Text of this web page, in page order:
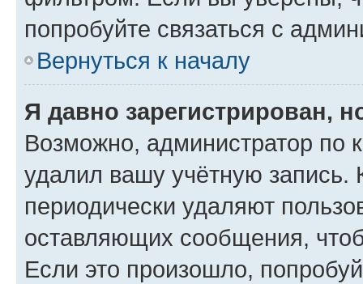
попробуйте связаться с
Вернуться к началу
Я давно зарегистрирован,
Возможно, администратор по
удалил вашу учётную запись.
периодически удаляют
оставляющих сообщения,
Если это произошло,